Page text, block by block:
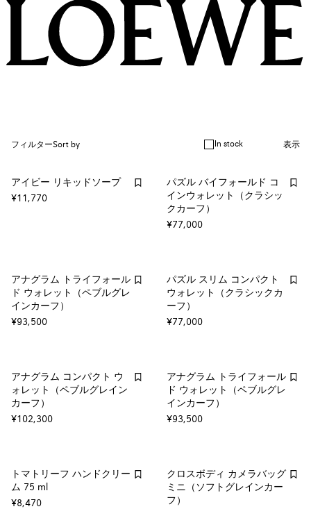
フィルターSort by In stock 表示
アイビー リキッドソープ
¥11,770
パズル バイフォールド コ
インウォレット（クラシッ
クカーフ）
¥77,000
アナグラム トライフォール
ド ウォレット（ペブルグレ
インカーフ）
¥93,500
パズル スリム コンパクト
ウォレット（クラシックカ
ーフ）
¥77,000
アナグラム コンパクト ウ
ォレット（ペブルグレイン
カーフ）
¥102,300
アナグラム トライフォール
ド ウォレット（ペブルグレ
インカーフ）
¥93,500
トマトリーフ ハンドクリー
ム 75 ml
¥8,470
クロスボディ カメラバッグ
ミニ（ソフトグレインカー
フ）